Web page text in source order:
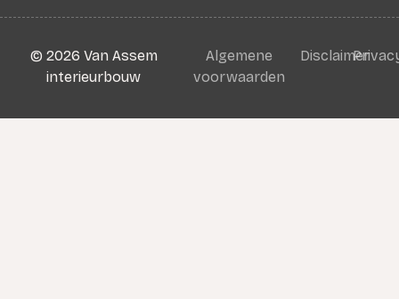
© 2026 Van Assem
interieurbouw
Algemene
voorwaarden
Disclaimer